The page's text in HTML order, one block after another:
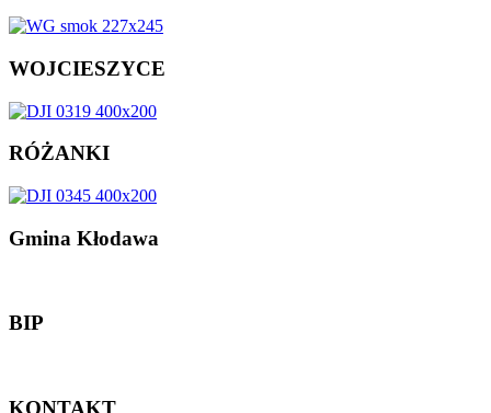
WOJCIESZYCE
RÓŻANKI
Gmina Kłodawa
BIP
KONTAKT